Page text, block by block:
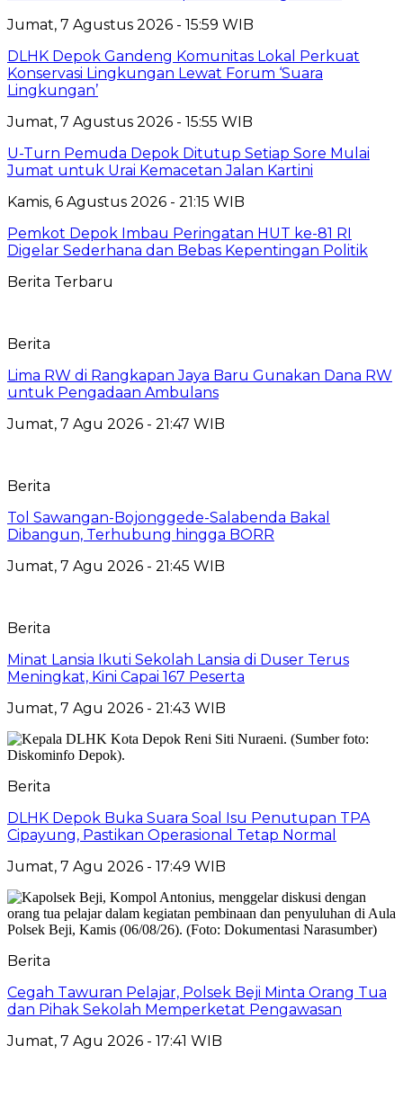
Jumat, 7 Agustus 2026 - 15:59 WIB
DLHK Depok Gandeng Komunitas Lokal Perkuat
Konservasi Lingkungan Lewat Forum ‘Suara
Lingkungan’
Jumat, 7 Agustus 2026 - 15:55 WIB
U-Turn Pemuda Depok Ditutup Setiap Sore Mulai
Jumat untuk Urai Kemacetan Jalan Kartini
Kamis, 6 Agustus 2026 - 21:15 WIB
Pemkot Depok Imbau Peringatan HUT ke-81 RI
Digelar Sederhana dan Bebas Kepentingan Politik
Berita Terbaru
Berita
Lima RW di Rangkapan Jaya Baru Gunakan Dana RW
untuk Pengadaan Ambulans
Jumat, 7 Agu 2026 - 21:47 WIB
Berita
Tol Sawangan-Bojonggede-Salabenda Bakal
Dibangun, Terhubung hingga BORR
Jumat, 7 Agu 2026 - 21:45 WIB
Berita
Minat Lansia Ikuti Sekolah Lansia di Duser Terus
Meningkat, Kini Capai 167 Peserta
Jumat, 7 Agu 2026 - 21:43 WIB
Berita
DLHK Depok Buka Suara Soal Isu Penutupan TPA
Cipayung, Pastikan Operasional Tetap Normal
Jumat, 7 Agu 2026 - 17:49 WIB
Berita
Cegah Tawuran Pelajar, Polsek Beji Minta Orang Tua
dan Pihak Sekolah Memperketat Pengawasan
Jumat, 7 Agu 2026 - 17:41 WIB